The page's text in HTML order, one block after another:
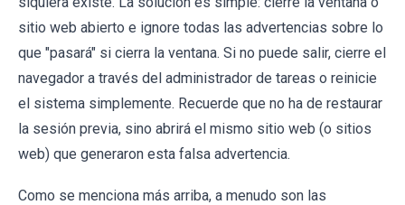
sitio web abierto e ignore todas las advertencias sobre lo
que "pasará" si cierra la ventana. Si no puede salir, cierre el
navegador a través del administrador de tareas o reinicie
el sistema simplemente. Recuerde que no ha de restaurar
la sesión previa, sino abrirá el mismo sitio web (o sitios
web) que generaron esta falsa advertencia.
Como se menciona más arriba, a menudo son las